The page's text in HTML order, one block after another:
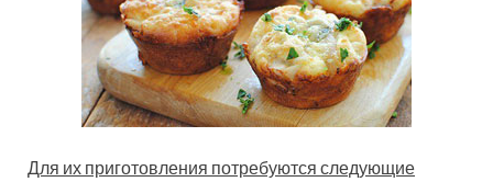
Для их приготовления потребуются следующие